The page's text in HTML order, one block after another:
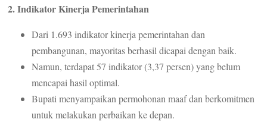
2. Indikator Kinerja Pemerintahan
Dari 1.693 indikator kinerja pemerintahan dan
pembangunan, mayoritas berhasil dicapai dengan baik.
Namun, terdapat 57 indikator (3,37 persen) yang belum
mencapai hasil optimal.
Bupati menyampaikan permohonan maaf dan berkomitmen
untuk melakukan perbaikan ke depan.